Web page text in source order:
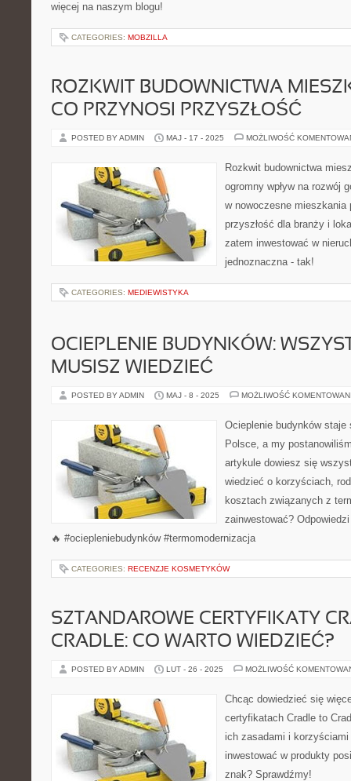
więcej na naszym blogu!
CATEGORIES: MOBZILLA
ROZKWIT BUDOWNICTWA
CO PRZYNOSI PRZYSZŁOŚĆ
POSTED BY ADMIN MAJ - 17 - 2025 MOŻLIWOŚĆ
Rozkwit budownictwa
ogromny wpływ na rozwój
w nowoczesne mieszkania
przyszłość dla branży i
zatem inwestować w
jednoznaczna - tak!
CATEGORIES: MEDIEWISTYKA
OCIEPLENIE BUDYNKÓW:
MUSISZ WIEDZIEĆ
POSTED BY ADMIN MAJ - 8 - 2025 MOŻLIWOŚĆ
Ocieplenie budynków
Polsce, a my
artykule dowiesz się
wiedzieć o korzyściach,
kosztach związanych z
zainwestować?
🔥 #ociepleniebudynków #termomodernizacja
CATEGORIES: RECENZJE KOSMETYKÓW
SZTANDAROWE CERTYFIKATY
CRADLE: CO WARTO WIEDZIEĆ?
POSTED BY ADMIN LUT - 26 - 2025 MOŻLIWOŚĆ
Chcąc dowiedzieć się
certyfikatach Cradle to
ich zasadami i
inwestować w produkty
znak? Sprawdźmy!